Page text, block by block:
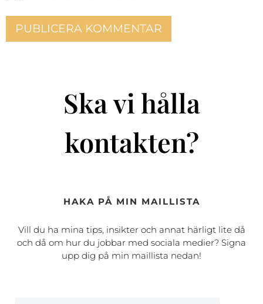
Ska vi hålla
kontakten?
HAKA PÅ MIN MAILLISTA
Vill du ha mina tips, insikter och annat härligt lite då
och då om hur du jobbar med sociala medier? Signa
upp dig på min maillista nedan!